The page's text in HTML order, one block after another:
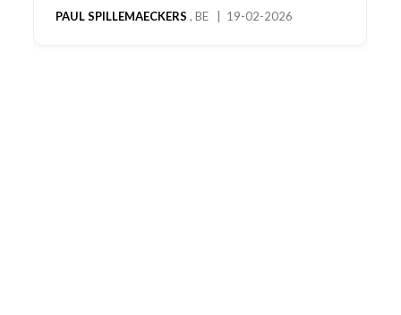
bestelling al ontvangen met gifts, waardoor je